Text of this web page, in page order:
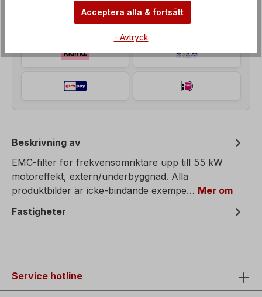
Beskrivning av
EMC-filter för frekvensomriktare upp till 55 kW
motoreffekt, extern/underbyggnad. Alla
produktbilder är icke-bindande exempe… Mer om
Fastigheter
Service hotline
Acceptera alla & fortsätt
- Avtryck